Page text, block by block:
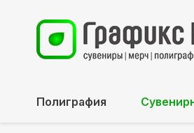
Полиграфия